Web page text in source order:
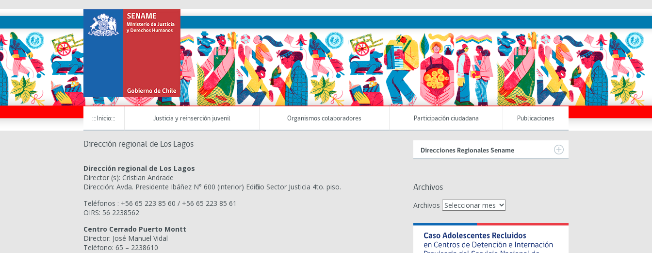
:::Inicio::: Justicia y reinserción juvenil Organismos colaboradores Participación ciudadana Publicaciones
Dirección regional de Los Lagos
Dirección regional de Los Lagos
Director (s): Cristian Andrade
Dirección: Avda. Presidente Ibáñez N° 600 (interior) Edificio Sector Justicia 4to. piso.
Teléfonos : +56 65 223 85 60 / +56 65 223 85 61
OIRS: 56 2238562
Centro Cerrado Puerto Montt
Director: José Manuel Vidal
Teléfono: 65 – 2238610
Direcciones Regionales Sename
Archivos
Archivos